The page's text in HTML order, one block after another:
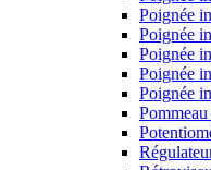
Poignée
Poignée
Poignée
Poignée
Poignée